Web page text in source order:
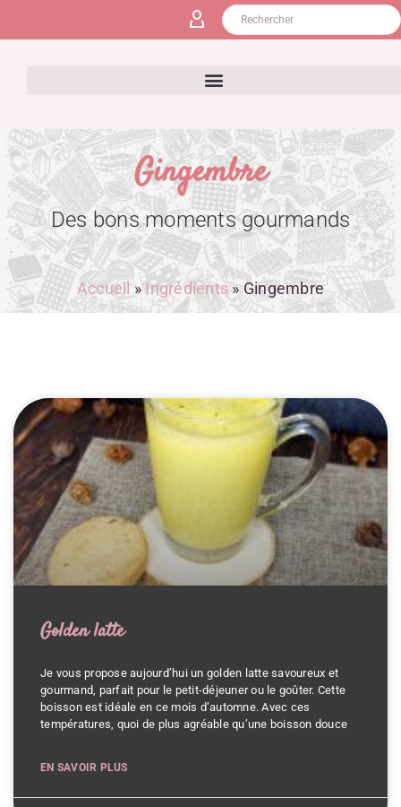
Gingembre
Des bons moments gourmands
Accueil»Ingrédients»Gingembre
Golden latte
Je vous propose aujourd’hui un golden latte savoureux et
gourmand, parfait pour le petit-déjeuner ou le goûter. Cette
boisson est idéale en ce mois d’automne. Avec ces
températures, quoi de plus agréable qu’une boisson douce
EN SAVOIR PLUS